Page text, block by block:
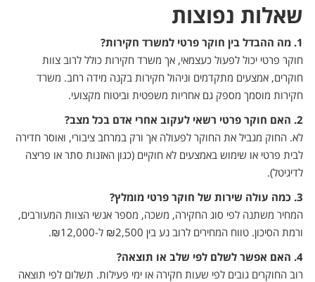
שאלות נפוצות
1. מה ההבדל בין חוקר פרטי למשרד חקירות?
חוקר פרטי יכול לפעול כעצמאי, אך משרד חקירות כולל לרוב צוות
חוקרים, אמצעים מתקדמים וניהול חקירות בקנה מידה רחב. משרד
חקירות מוסמך מספק גם אחריות משפטית וביטוח מקצועי.
2. האם חוקר פרטי רשאי לעקוב אחרי אדם בכל מצב?
לא. החוק מגביל את החוקר לפעולה אך ורק במרחב ציבורי, ואוסר חדירה
לבית פרטי או שימוש באמצעים לא חוקיים (כגון האזנות סתר או פריצה
לדיגיטל).
3. כמה עולה שירות של חוקר פרטי מומלץ?
המחיר משתנה לפי סוג החקירה, משכה, מספר אנשי הצוות המעורבים,
ורמת הסיכון. טווח המחירים לרוב נע בין ₪2,500 ל-₪12,000.
4. האם אפשר לשלם לפי שלב או תוצאה?
רוב החוקרים גובים לפי שעות חקירה או ימי פעילות. תשלום לפי תוצאה